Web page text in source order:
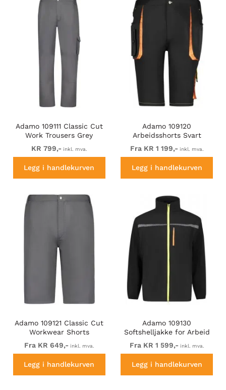
Adamo 109111 Classic Cut
Work Trousers Grey
KR 799,- inkl. mva.
Legg i handlekurven
Adamo 109120
Arbeidsshorts Svart
Fra KR 1 199,- inkl. mva.
Legg i handlekurven
Adamo 109121 Classic Cut
Workwear Shorts
Graphite Grey
Fra KR 649,- inkl. mva.
Legg i handlekurven
Adamo 109130
Softshelljakke for Arbeid
Svart
Fra KR 1 599,- inkl. mva.
Legg i handlekurven